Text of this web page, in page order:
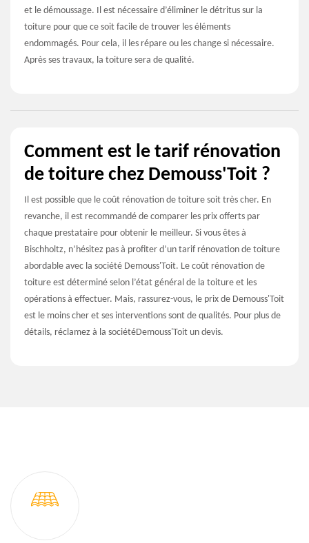
et le démoussage. Il est nécessaire d’éliminer le détritus sur la
toiture pour que ce soit facile de trouver les éléments
endommagés. Pour cela, il les répare ou les change si nécessaire.
Après ses travaux, la toiture sera de qualité.
Comment est le tarif rénovation
de toiture chez Demouss'Toit ?
Il est possible que le coût rénovation de toiture soit très cher. En
revanche, il est recommandé de comparer les prix offerts par
chaque prestataire pour obtenir le meilleur. Si vous êtes à
Bischholtz, n’hésitez pas à profiter d’un tarif rénovation de toiture
abordable avec la société Demouss'Toit. Le coût rénovation de
toiture est déterminé selon l’état général de la toiture et les
opérations à effectuer. Mais, rassurez-vous, le prix de Demouss'Toit
est le moins cher et ses interventions sont de qualités. Pour plus de
détails, réclamez à la sociétéDemouss'Toit un devis.